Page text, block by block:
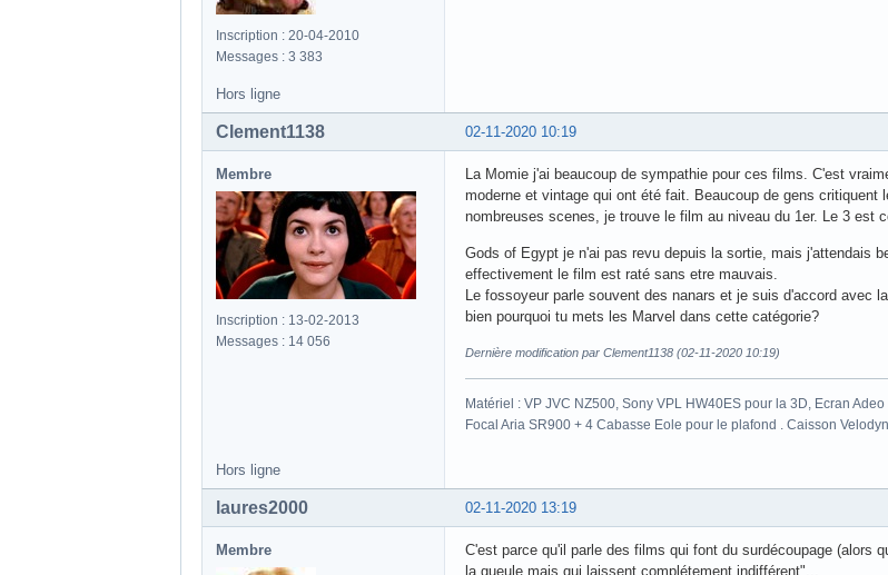
Inscription : 20-04-2010
Messages : 3 383
Hors ligne
02-11-2020 10:19
Clement1138
Membre
Inscription : 13-02-2013
Messages : 14 056
La Momie j'ai beaucoup de sympathie pour ces films. C'est
moderne et vintage qui ont été fait. Beaucoup de gens critiquent
nombreuses scenes, je trouve le film au niveau du 1er. Le 3 est
Gods of Egypt je n'ai pas revu depuis la sortie, mais j'attendais
effectivement le film est raté sans etre mauvais.
Le fossoyeur parle souvent des nanars et je suis d'accord avec
bien pourquoi tu mets les Marvel dans cette catégorie?
Dernière modification par Clement1138 (02-11-2020 10:19)
Matériel : VP JVC NZ500, Sony VPL HW40ES pour la 3D, Ecran
Focal Aria SR900 + 4 Cabasse Eole pour le plafond . Caisson
Hors ligne
02-11-2020 13:19
laures2000
Membre
C'est parce qu'il parle des films qui font du surdécoupage (alors
la gueule mais qui laissent complétement indifférent"...